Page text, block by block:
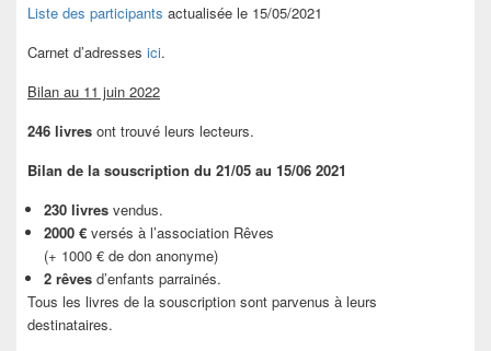
Liste des participants actualisée le 15/05/2021
Carnet d’adresses ici.
Bilan au 11 juin 2022
246 livres ont trouvé leurs lecteurs.
Bilan de la souscription du 21/05 au 15/06 2021
230 livres vendus.
2000 € versés à l’association Rêves
(+ 1000 € de don anonyme)
2 rêves d’enfants parrainés.
Tous les livres de la souscription sont parvenus à leurs
destinataires.